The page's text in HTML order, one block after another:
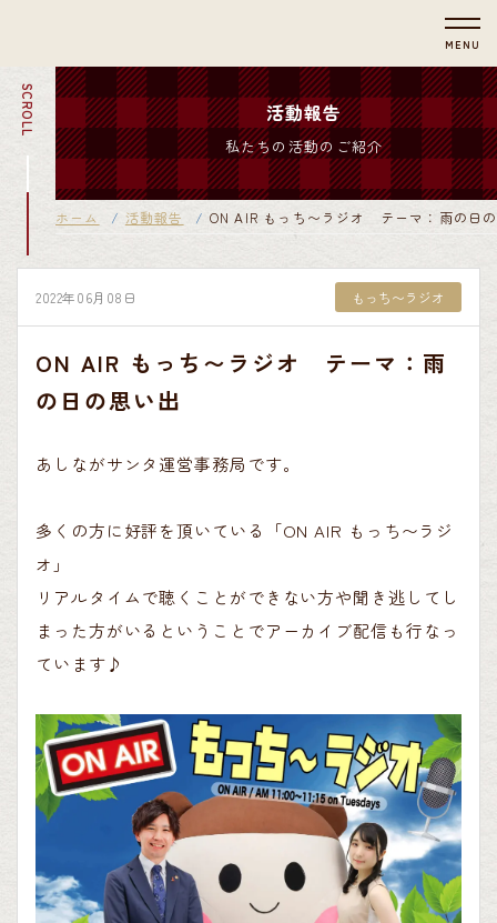
MENU
SCROLL 活動報告
私たちの活動のご紹介
ホーム 活動報告 ON AIR もっち〜ラジオ テーマ：雨の日
2022年06月08日 もっち〜ラジオ
ON AIR もっち〜ラジオ テーマ：雨
の日の思い出
あしながサンタ運営事務局です。
多くの方に好評を頂いている「ON AIR もっち〜ラジ
オ」
リアルタイムで聴くことができない方や聞き逃してし
まった方がいるということでアーカイブ配信も行なっ
ています♪